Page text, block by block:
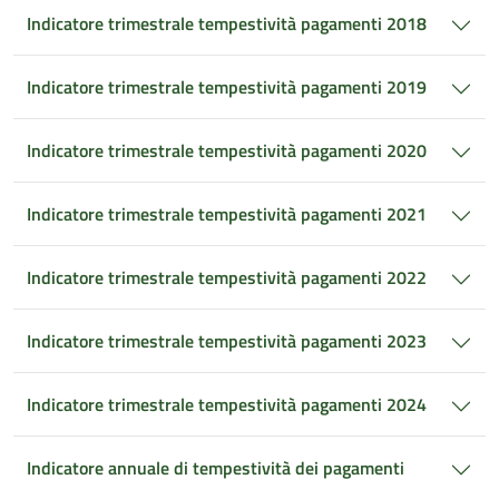
Indicatore trimestrale tempestività pagamenti 2018
Indicatore trimestrale tempestività pagamenti 2019
Indicatore trimestrale tempestività pagamenti 2020
Indicatore trimestrale tempestività pagamenti 2021
Indicatore trimestrale tempestività pagamenti 2022
Indicatore trimestrale tempestività pagamenti 2023
Indicatore trimestrale tempestività pagamenti 2024
Indicatore annuale di tempestività dei pagamenti